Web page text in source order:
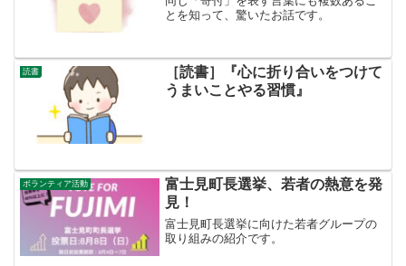
とを知って、驚いたお話です。
読書
［読書］『心に折り合いをつけて
うまいことやる習慣』
ボランティア活動
富士見町長選挙、若者の熱意を発
見！
富士見町長選挙に向けた若者グループの
取り組みの紹介です。